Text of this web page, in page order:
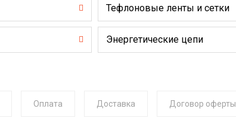
Тефлоновые ленты и сетки
Энергетические цепи
Оплата Доставка Договор оферты